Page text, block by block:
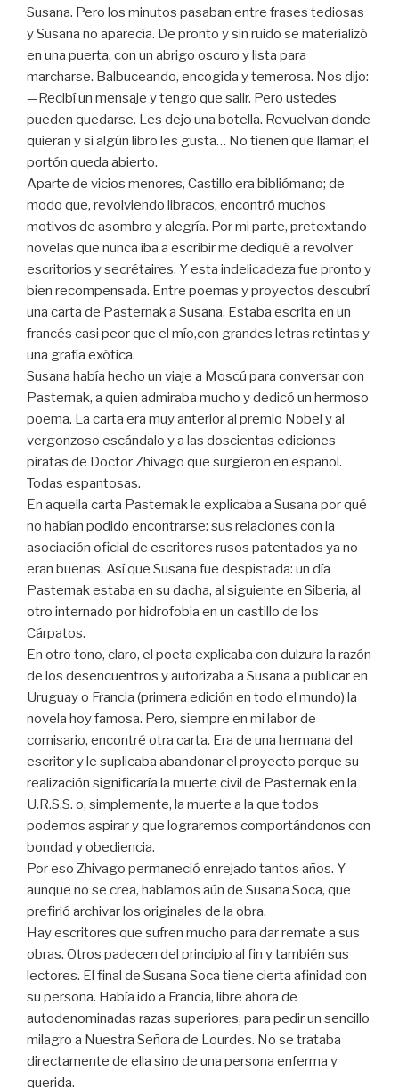
Susana. Pero los minutos pasaban entre frases tediosas
y Susana no aparecía. De pronto y sin ruido se materializó
en una puerta, con un abrigo oscuro y lista para
marcharse. Balbuceando, encogida y temerosa. Nos dijo:
—Recibí un mensaje y tengo que salir. Pero ustedes
pueden quedarse. Les dejo una botella. Revuelvan donde
quieran y si algún libro les gusta… No tienen que llamar; el
portón queda abierto.
Aparte de vicios menores, Castillo era bibliómano; de
modo que, revolviendo libracos, encontró muchos
motivos de asombro y alegría. Por mi parte, pretextando
novelas que nunca iba a escribir me dediqué a revolver
escritorios y secrétaires. Y esta indelicadeza fue pronto y
bien recompensada. Entre poemas y proyectos descubrí
una carta de Pasternak a Susana. Estaba escrita en un
francés casi peor que el mío,con grandes letras retintas y
una grafía exótica.
Susana había hecho un viaje a Moscú para conversar con
Pasternak, a quien admiraba mucho y dedicó un hermoso
poema. La carta era muy anterior al premio Nobel y al
vergonzoso escándalo y a las doscientas ediciones
piratas de Doctor Zhivago que surgieron en español.
Todas espantosas.
En aquella carta Pasternak le explicaba a Susana por qué
no habían podido encontrarse: sus relaciones con la
asociación oficial de escritores rusos patentados ya no
eran buenas. Así que Susana fue despistada: un día
Pasternak estaba en su dacha, al siguiente en Siberia, al
otro internado por hidrofobia en un castillo de los
Cárpatos.
En otro tono, claro, el poeta explicaba con dulzura la razón
de los desencuentros y autorizaba a Susana a publicar en
Uruguay o Francia (primera edición en todo el mundo) la
novela hoy famosa. Pero, siempre en mi labor de
comisario, encontré otra carta. Era de una hermana del
escritor y le suplicaba abandonar el proyecto porque su
realización significaría la muerte civil de Pasternak en la
U.R.S.S. o, simplemente, la muerte a la que todos
podemos aspirar y que lograremos comportándonos con
bondad y obediencia.
Por eso Zhivago permaneció enrejado tantos años. Y
aunque no se crea, hablamos aún de Susana Soca, que
prefirió archivar los originales de la obra.
Hay escritores que sufren mucho para dar remate a sus
obras. Otros padecen del principio al fin y también sus
lectores. El final de Susana Soca tiene cierta afinidad con
su persona. Había ido a Francia, libre ahora de
autodenominadas razas superiores, para pedir un sencillo
milagro a Nuestra Señora de Lourdes. No se trataba
directamente de ella sino de una persona enferma y
querida.